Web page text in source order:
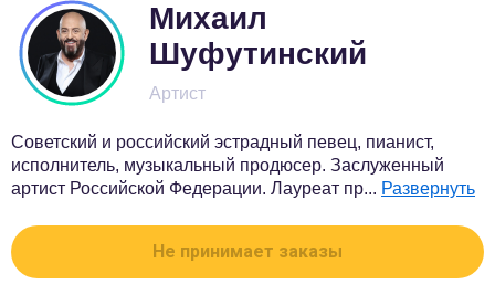
Михаил
Шуфутинский
Артист
Советский и российский эстрадный певец, пианист,
исполнитель, музыкальный продюсер. Заслуженный
артист Российской Федерации. Лауреат пр... Развернуть
Не принимает заказы